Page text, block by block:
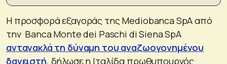
Η προσφορά εξαγοράς της Mediobanca SpA από
την Banca Monte dei Paschi di Siena SpA
αντανακλά τη δύναμη του αναζωογονημένου
δανειστή, δήλωσε η Ιταλίδα πρωθυπουργός